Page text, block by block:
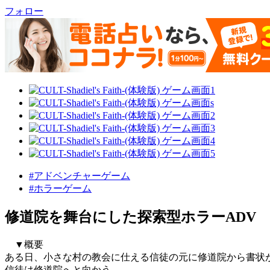
フォロー
#アドベンチャーゲーム
#ホラーゲーム
修道院を舞台にした探索型ホラーADV
▼概要
ある日、小さな村の教会に仕える信徒の元に修道院から書状